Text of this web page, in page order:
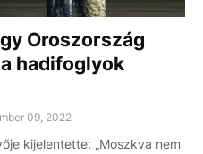
Oroszország
hadifoglyok
09, 2022
kijelentette: „Moszkva nem